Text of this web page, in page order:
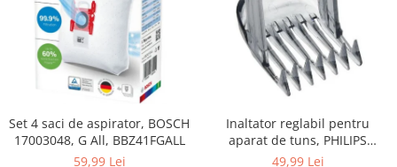
Imbracaminte femei
Imbracaminte si Incaltaminte copii
Incaltaminte barbati
Incaltaminte femei
Ochelari de soare
Ochelari de vedere
Gaming, Carti & Birotica
Set 4 saci de aspirator, BOSCH
17003048, G All, BBZ41FGALL
59,99 Lei
Inaltator reglabil pentru
aparat de tuns, PHILIPS
422203633281, 3-15 mm,
49,99 Lei